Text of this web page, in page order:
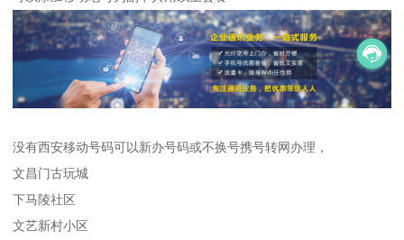
没有西安移动号码可以新办号码或不换号携号转网办理，
文昌门古玩城
下马陵社区
文艺新村小区